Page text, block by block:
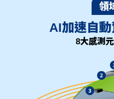
領
AI加速自
8大感測